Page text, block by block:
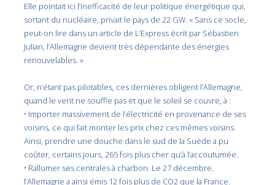
Elle pointait ici l’inefficacité de leur politique énergétique qui,
sortant du nucléaire, privait le pays de 22 GW. « Sans ce socle,
peut-on lire dans un article de L’Express écrit par Sébastien
Julian, l’Allemagne devient très dépendante des énergies
renouvelables. »
Or, n’étant pas pilotables, ces dernières obligent l’Allemagne,
quand le vent ne souffle pas et que le soleil se couvre, à :
• Importer massivement de l’électricité en provenance de ses
voisins, ce qui fait monter les prix chez ces mêmes voisins.
Ainsi, prendre une douche dans le sud de la Suède a pu
coûter, certains jours, 265 fois plus cher qu’à l’accoutumée.
• Rallumer ses centrales à charbon. Le 27 décembre,
l’Allemagne a ainsi émis 12 fois plus de CO2 que la France.